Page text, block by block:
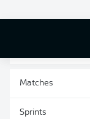
TIRS
Matches
Sprints